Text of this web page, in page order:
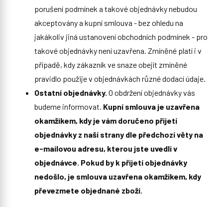
porušení podmínek a takové objednávky nebudou
akceptovány a kupní smlouva - bez ohledu na
jakákoliv jiná ustanovení obchodních podmínek - pro
takové objednávky není uzavřena. Zmíněné platí i v
případě, kdy zákazník ve snaze obejít zmíněné
pravidlo použije v objednávkách různé dodací údaje.
Ostatní objednávky. O obdržení objednávky vás
budeme informovat. Kupní smlouva je uzavřena
okamžikem, kdy je vám doručeno přijetí
objednávky z naší strany dle předchozí věty na
e-mailovou adresu, kterou jste uvedli v
objednávce. Pokud by k přijetí objednávky
nedošlo, je smlouva uzavřena okamžikem, kdy
převezmete objednané zboží.